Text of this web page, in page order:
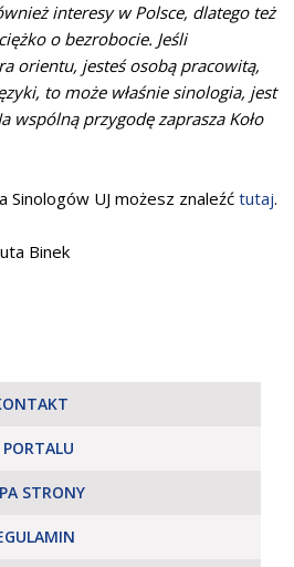
interesy w Polsce, dlatego też
o bezrobocie. Jeśli
orientu, jesteś osobą pracowitą,
to może właśnie sinologia, jest
wspólną przygodę zaprasza Koło
Sinologów UJ możesz znaleźć tutaj.
Binek
STRONY